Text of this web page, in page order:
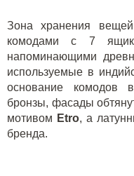
Зона хранения
комодами с 7
напоминающими
используемые в
основание комодов
бронзы, фасады
мотивом Etro, а
бренда.